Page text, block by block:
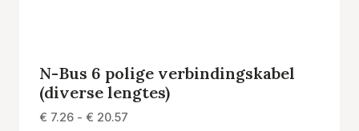
N-Bus 6 polige verbindingskabel
(diverse lengtes)
€ 7.26 - € 20.57Prijsklasse: